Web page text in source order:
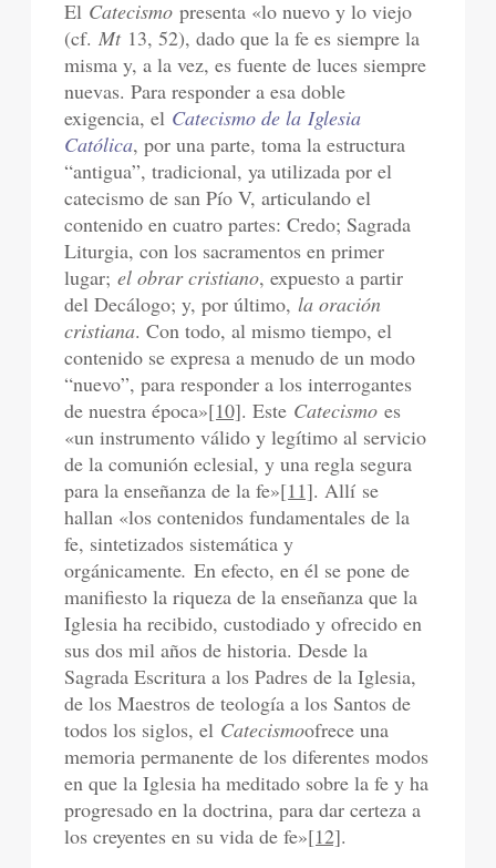
El Catecismo presenta «lo nuevo y lo viejo
(cf.Mt13, 52), dado que la fe es siempre la
misma y, a la vez, es fuente de luces siempre
nuevas. Para responder a esa doble
exigencia, el Catecismo de la Iglesia
Católica, por una parte, toma la estructura
“antigua”, tradicional, ya utilizada por el
catecismo de san Pío V, articulando el
contenido en cuatro partes: Credo; Sagrada
Liturgia, con los sacramentos en primer
lugar;el obrar cristiano, expuesto a partir
del Decálogo; y, por último,la oración
cristiana. Con todo, al mismo tiempo, el
contenido se expresa a menudo de un modo
“nuevo”, para responder a los interrogantes
de nuestra época»[10]. Este Catecismo es
«un instrumento válido y legítimo al servicio
de la comunión eclesial, y una regla segura
para la enseñanza de la fe»[11]. Allí se
hallan «los contenidos fundamentales de la
fe, sintetizados sistemática y
orgánicamente.En efecto, en él se pone de
manifiesto la riqueza de la enseñanza que la
Iglesia ha recibido, custodiado y ofrecido en
sus dos mil años de historia. Desde la
Sagrada Escritura a los Padres de la Iglesia,
de los Maestros de teología a los Santos de
todos los siglos, el Catecismoofrece una
memoria permanente de los diferentes modos
en que la Iglesia ha meditado sobre la fe y ha
progresado en la doctrina, para dar certeza a
los creyentes en su vida de fe»[12].